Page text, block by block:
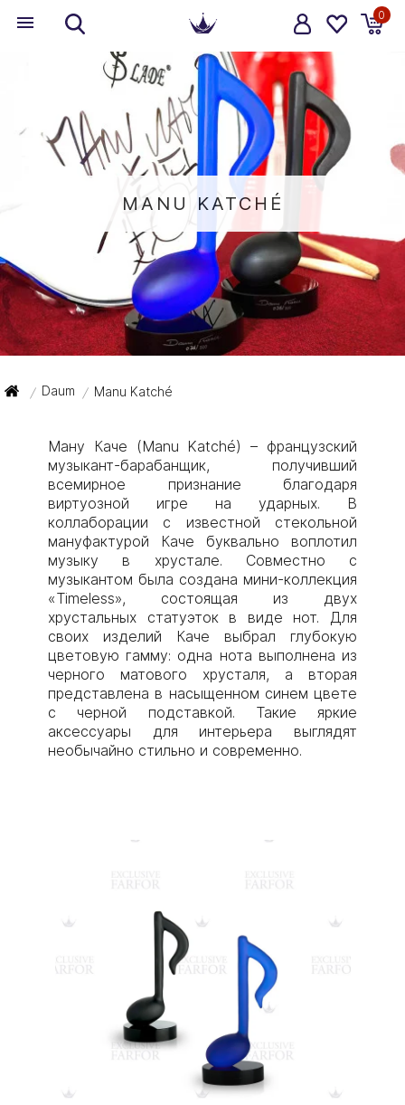
0
MANU KATCHÉ
/ Daum / Manu Katché
Ману Каче (Manu Katché) – французский
музыкант-барабанщик, получивший
всемирное признание благодаря
виртуозной игре на ударных. В
коллаборации с известной стекольной
мануфактурой Каче буквально воплотил
музыку в хрустале. Совместно с
музыкантом была создана мини-коллекция
«Timeless», состоящая из двух
хрустальных статуэток в виде нот. Для
своих изделий Каче выбрал глубокую
цветовую гамму: одна нота выполнена из
черного матового хрусталя, а вторая
представлена в насыщенном синем цвете
с черной подставкой. Такие яркие
аксессуары для интерьера выглядят
необычайно стильно и современно.